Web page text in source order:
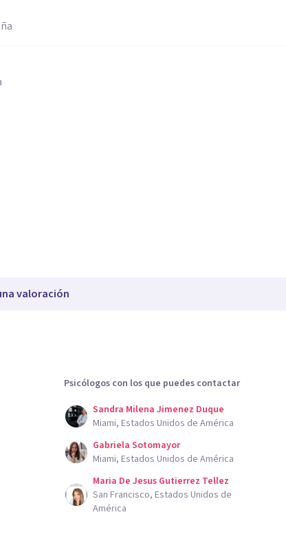
valoración
Psicólogos con los que puedes contactar
Sandra Milena Jimenez Duque
Miami, Estados Unidos de América
Gabriela Sotomayor
Miami, Estados Unidos de América
Maria De Jesus Gutierrez Tellez
San Francisco, Estados Unidos de
América